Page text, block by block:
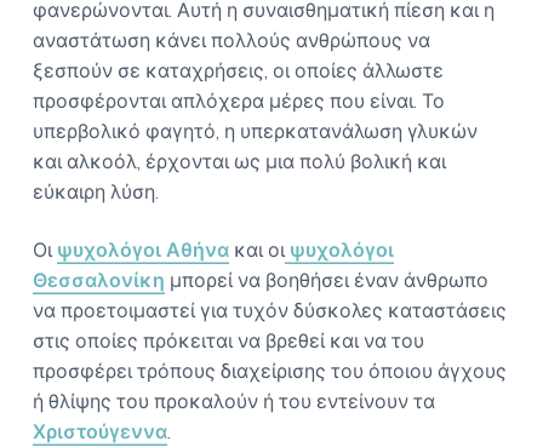
φανερώνονται. Αυτή η συναισθηματική πίεση και η
αναστάτωση κάνει πολλούς ανθρώπους να
ξεσπούν σε καταχρήσεις, οι οποίες άλλωστε
προσφέρονται απλόχερα μέρες που είναι. Το
υπερβολικό φαγητό, η υπερκατανάλωση γλυκών
και αλκοόλ, έρχονται ως μια πολύ βολική και
εύκαιρη λύση.
Οιψυχολόγοι Αθήνακαι οιψυχολόγοι
Θεσσαλονίκη μπορεί να βοηθήσει έναν άνθρωπο
να προετοιμαστεί για τυχόν δύσκολες καταστάσεις
στις οποίες πρόκειται να βρεθεί και να του
προσφέρει τρόπους διαχείρισης του όποιου άγχους
ή θλίψης του προκαλούν ή του εντείνουν τα
Χριστούγεννα.